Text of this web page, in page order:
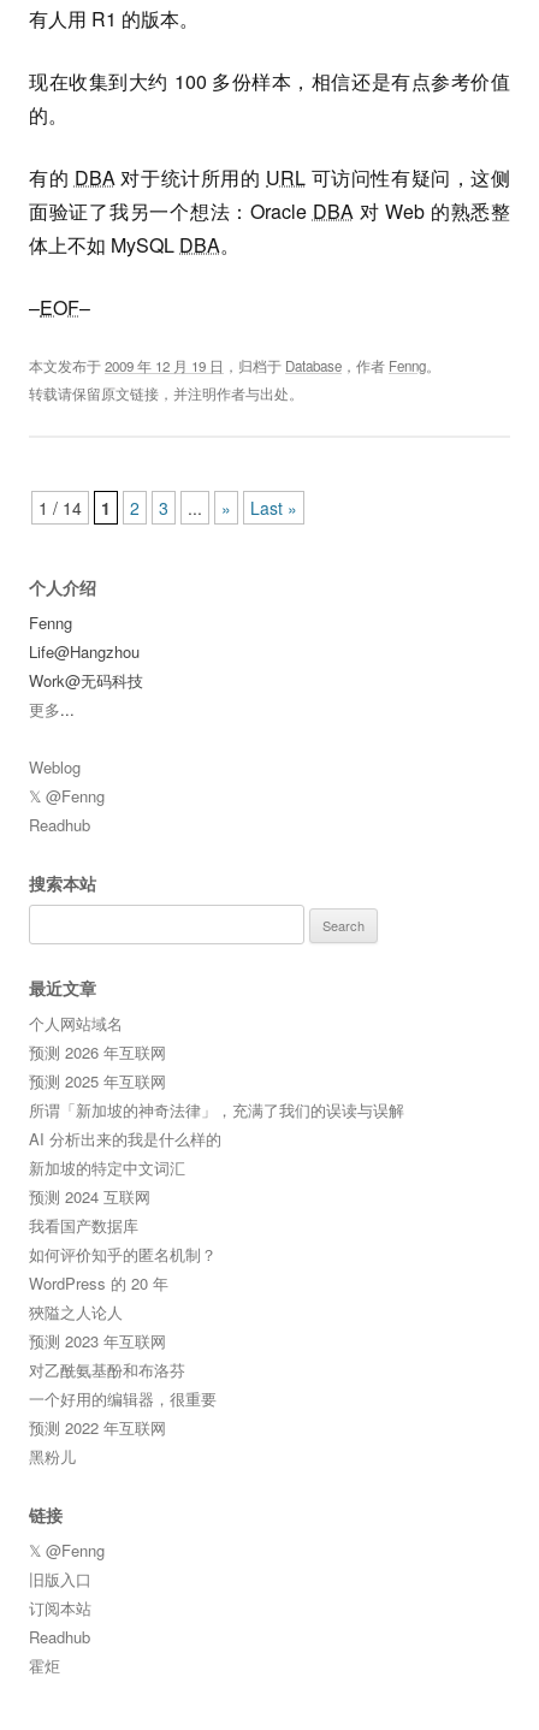
有人用 R1 的版本。
现在收集到大约 100 多份样本，相信还是有点参考价值
的。
有的 DBA对于统计所用的 URL 可访问性有疑问，这侧
面验证了我另一个想法：Oracle DBA对 Web 的熟悉整
体上不如 MySQL DBA。
–EOF–
本文发布于2009 年 12 月 19 日 ，归档于 Database ，作者 Fenng。
转载请保留原文链接，并注明作者与出处。
Post navigation
1 / 14 1 2 3 ... » Last »
个人介绍
Fenng
Life@Hangzhou
Work@无码科技
更多...
Weblog
𝕏 @Fenng
Readhub
搜索本站
for:
最近文章
个人网站域名
预测 2026 年互联网
预测 2025 年互联网
所谓「新加坡的神奇法律」，充满了我们的误读与误解
AI 分析出来的我是什么样的
新加坡的特定中文词汇
预测 2024 互联网
我看国产数据库
如何评价知乎的匿名机制？
WordPress 的 20 年
狹隘之人论人
预测 2023 年互联网
对乙酰氨基酚和布洛芬
一个好用的编辑器，很重要
预测 2022 年互联网
黑粉儿
链接
𝕏 @Fenng
旧版入口
订阅本站
Readhub
霍炬